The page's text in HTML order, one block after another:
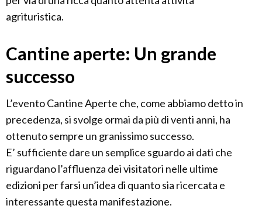
agrituristica.
Cantine aperte: Un grande
successo
L’evento Cantine Aperte che, come abbiamo detto in
precedenza, si svolge ormai da più di venti anni, ha
ottenuto sempre un granissimo successo.
E’ sufficiente dare un semplice sguardo ai dati che
riguardano l’affluenza dei visitatori nelle ultime
edizioni per farsi un’idea di quanto sia ricercata e
interessante questa manifestazione.